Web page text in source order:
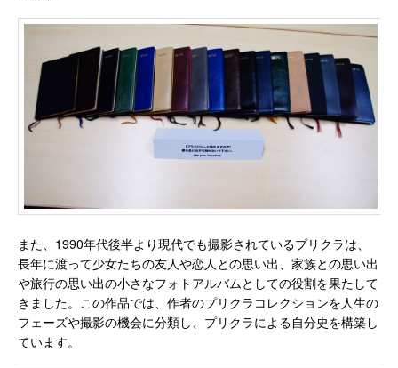
また、1990年代後半より現代でも撮影されているプリクラは、
長年に渡って少女たちの友人や恋人との思い出、家族との思い出
や旅行の思い出の小さなフォトアルバムとしての役割を果たして
きました。この作品では、作者のプリクラコレクションを人生の
フェーズや撮影の機会に分類し、プリクラによる自分史を構築し
ています。